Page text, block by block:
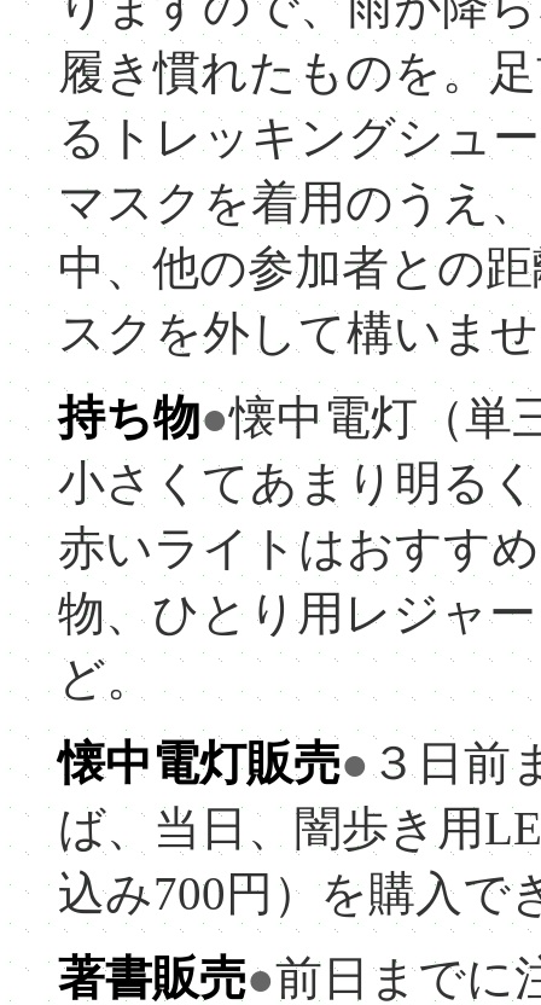
履き慣れたものを。
るトレッキングシュ
マスクを着用のうえ
中、他の参加者との
スクを外して構いま
持ち物●懐中電灯（単
小さくてあまり明る
赤いライトはおすす
物、ひとり用レジャ
ど。
懐中電灯販売●３日前
ば、当日、闇歩き用
込み700円）を購入で
著書販売●前日までに